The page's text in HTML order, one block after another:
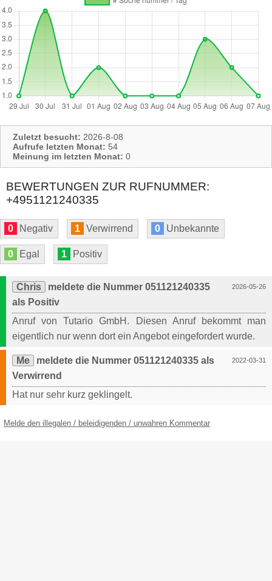
Zuletzt besucht: 2026-8-08
Aufrufe letzten Monat: 54
Meinung im letzten Monat: 0
BEWERTUNGEN ZUR RUFNUMMER:
+4951121240335
0 Negativ 1 Verwirrend 0 Unbekannte
0 Egal 1 Positiv
2026-05-26
Chris
meldete die Nummer 051121240335
als Positiv
Anruf von Tutario GmbH. Diesen Anruf bekommt man
eigentlich nur wenn dort ein Angebot eingefordert wurde.
2022-03-31
Me
meldete die Nummer 051121240335 als
Verwirrend
Hat nur sehr kurz geklingelt.
Melde den illegalen / beleidigenden / unwahren Kommentar